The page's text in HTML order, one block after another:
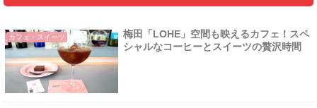
カフェ・スイーツ
梅田「LOHE」空間も映えるカフェ！スペ
シャルなコーヒーとスイーツの贅沢時間